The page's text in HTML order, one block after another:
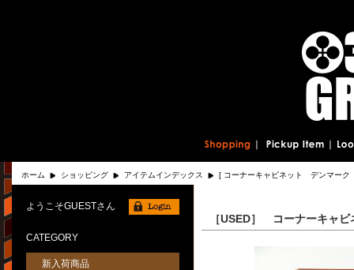
ホーム ショッピング アイテムインデックス [ コーナーキャビネット デンマー
［USED］ コーナーキャ
ようこそGUESTさん
CATEGORY
新入荷商品